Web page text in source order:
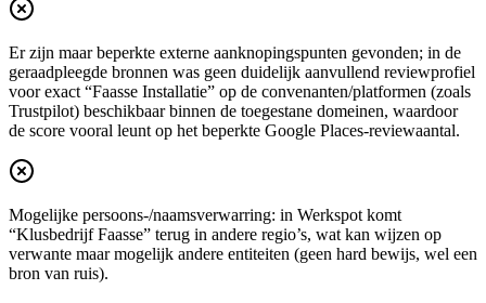
Er zijn maar beperkte externe aanknopingspunten gevonden; in de
geraadpleegde bronnen was geen duidelijk aanvullend reviewprofiel
voor exact “Faasse Installatie” op de convenanten/platformen (zoals
Trustpilot) beschikbaar binnen de toegestane domeinen, waardoor
de score vooral leunt op het beperkte Google Places-reviewaantal.
Mogelijke persoons-/naamsverwarring: in Werkspot komt
“Klusbedrijf Faasse” terug in andere regio’s, wat kan wijzen op
verwante maar mogelijk andere entiteiten (geen hard bewijs, wel een
bron van ruis).